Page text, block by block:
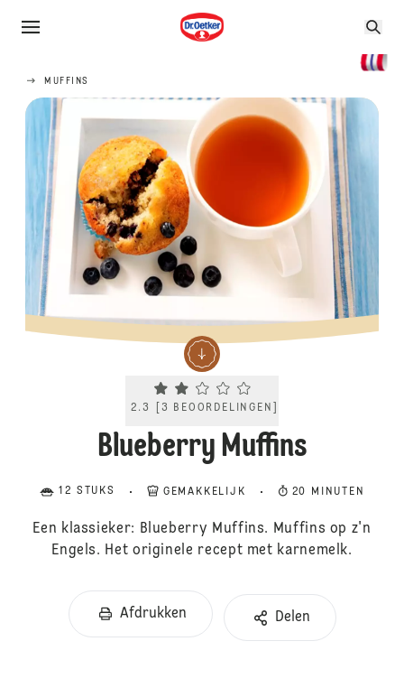
MUFFINS
Current rating 2.3. Click to rate.
2.3 3 BEOORDELINGEN
Blueberry Muffins
12 STUKS GEMAKKELIJK 20 MINUTEN
Een klassieker: Blueberry Muffins. Muffins op z'n
Engels. Het originele recept met karnemelk.
Afdrukken Delen